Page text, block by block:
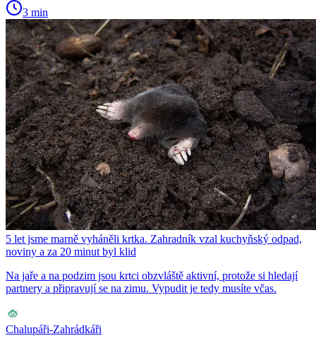
3 min
5 let jsme marně vyháněli krtka. Zahradník vzal kuchyňský odpad,
noviny a za 20 minut byl klid
Na jaře a na podzim jsou krtci obzvláště aktivní, protože si hledají
partnery a připravují se na zimu. Vypudit je tedy musíte včas.
Chalupáři-Zahrádkáři